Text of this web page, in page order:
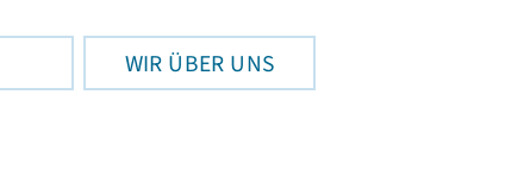
WIR ÜBER UNS